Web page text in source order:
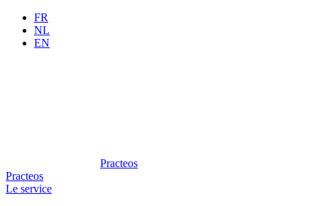
FR
NL
EN
Practeos
Practeos
Le service